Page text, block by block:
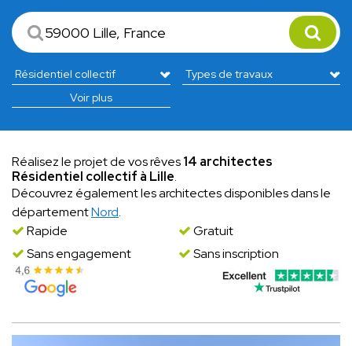
Voir plus
Réalisez le projet de vos rêves14 architectes
Résidentiel collectif à Lille.
Découvrez également les architectes disponibles dans le
départementNord.
Rapide
Gratuit
Sans engagement
Sans inscription